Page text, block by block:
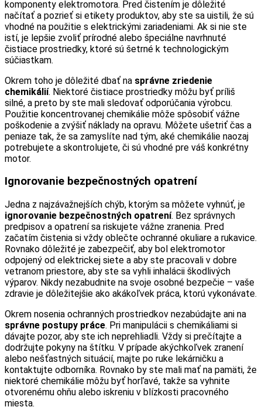
komponenty elektromotora. Pred čistením je dôležité
načítať a pozrieť si etikety produktov, aby ste sa uistili, že sú
vhodné na použitie s elektrickými zariadeniami. Ak si nie ste
istí, je lepšie zvoliť prírodné alebo špeciálne navrhnuté
čistiace prostriedky, ktoré sú šetrné k technologickým
súčiastkam.
Okrem toho je dôležité dbať na správne zriedenie
chemikálií. Niektoré čistiace prostriedky môžu byť príliš
silné, a preto by ste mali sledovať odporúčania výrobcu.
Použitie koncentrovanej chemikálie môže spôsobiť vážne
poškodenie a zvýšiť náklady na opravu. Môžete ušetriť čas a
peniaze tak, že sa zamyslíte nad tým, aké chemikálie naozaj
potrebujete a skontrolujete, či sú vhodné pre váš konkrétny
motor.
Ignorovanie bezpečnostných opatrení
Jedna z najzávažnejších chýb, ktorým sa môžete vyhnúť, je
ignorovanie bezpečnostných opatrení. Bez správnych
predpisov a opatrení sa riskujete vážne zranenia. Pred
začatím čistenia si vždy oblečte ochranné okuliare a rukavice.
Rovnako dôležité je zabezpečiť, aby bol elektromotor
odpojený od elektrickej siete a aby ste pracovali v dobre
vetranom priestore, aby ste sa vyhli inhalácii škodlivých
výparov. Nikdy nezabudnite na svoje osobné bezpečie – vaše
zdravie je dôležitejšie ako akákoľvek práca, ktorú vykonávate.
Okrem nosenia ochranných prostriedkov nezabúdajte ani na
správne postupy práce. Pri manipulácii s chemikáliami si
dávajte pozor, aby ste ich neprehliadli. Vždy si prečítajte a
dodržujte pokyny na štítku. V prípade akýchkoľvek zranení
alebo nešťastných situácií, majte po ruke lekárničku a
kontaktujte odborníka. Rovnako by ste mali mať na pamäti, že
niektoré chemikálie môžu byť horľavé, takže sa vyhnite
otvorenému ohňu alebo iskreniu v blízkosti pracovného
miesta.